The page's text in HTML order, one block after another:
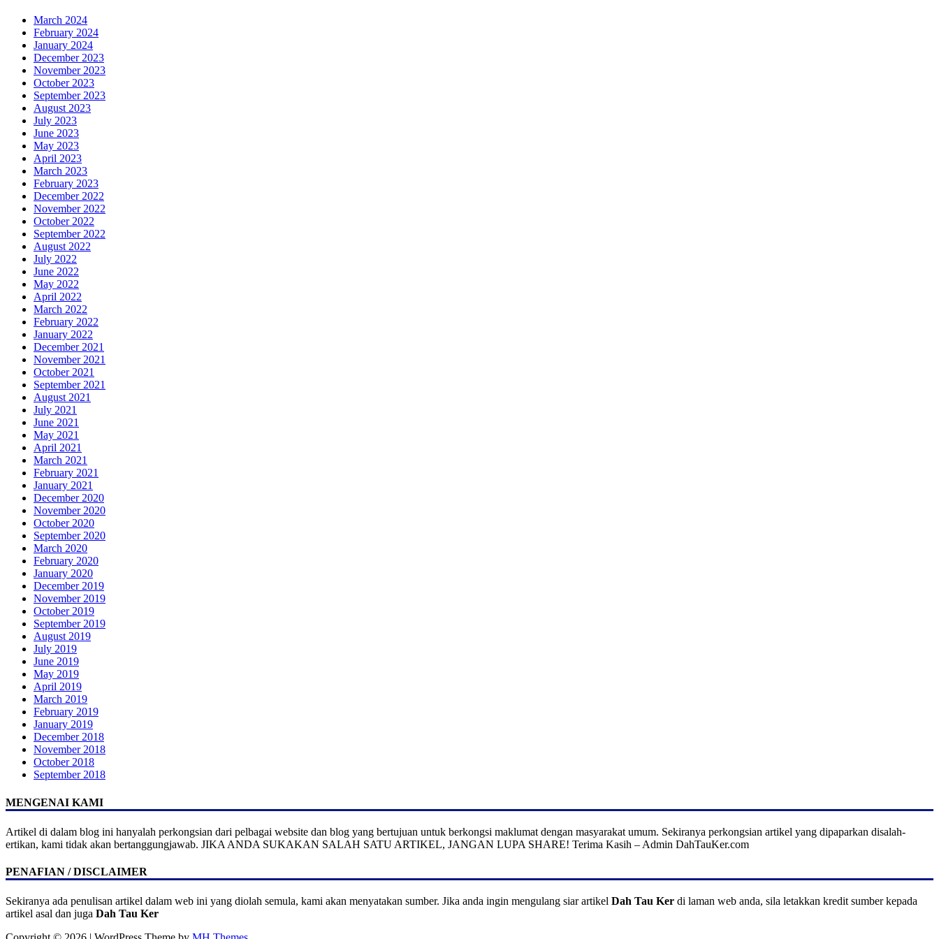
March 2024
February 2024
January 2024
December 2023
November 2023
October 2023
September 2023
August 2023
July 2023
June 2023
May 2023
April 2023
March 2023
February 2023
December 2022
November 2022
October 2022
September 2022
August 2022
July 2022
June 2022
May 2022
April 2022
March 2022
February 2022
January 2022
December 2021
November 2021
October 2021
September 2021
August 2021
July 2021
June 2021
May 2021
April 2021
March 2021
February 2021
January 2021
December 2020
November 2020
October 2020
September 2020
March 2020
February 2020
January 2020
December 2019
November 2019
October 2019
September 2019
August 2019
July 2019
June 2019
May 2019
April 2019
March 2019
February 2019
January 2019
December 2018
November 2018
October 2018
September 2018
MENGENAI KAMI
Artikel di dalam blog ini hanyalah perkongsian dari pelbagai website dan blog yang bertujuan untuk berkongsi maklumat dengan masyarakat umum. Sekiranya perkongsian artikel yang dipaparkan disalah-
ertikan, kami tidak akan bertanggungjawab. JIKA ANDA SUKAKAN SALAH SATU ARTIKEL, JANGAN LUPA SHARE! Terima Kasih – Admin DahTauKer.com
PENAFIAN / DISCLAIMER
Sekiranya ada penulisan artikel dalam web ini yang diolah semula, kami akan menyatakan sumber. Jika anda ingin mengulang siar artikel Dah Tau Ker di laman web anda, sila letakkan kredit sumber kepada
artikel asal dan juga Dah Tau Ker